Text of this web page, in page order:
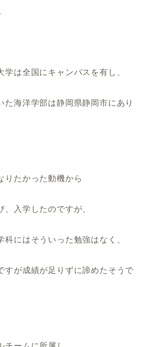
学は全国にキャンパスを有し、
た海洋学部は静岡県静岡市にあり
りたかった動機から
、入学したのですが、
科にはそういった勉強はなく、
すが成績が足りずに諦めたそうで